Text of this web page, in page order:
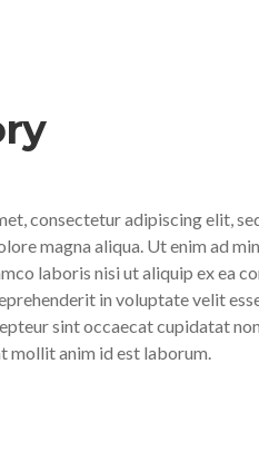
consectetur adipiscing elit,
magna aliqua. Ut enim ad
laboris nisi ut aliquip ex ea
in voluptate velit
sint occaecat cupidatat
mollit anim id est laborum.